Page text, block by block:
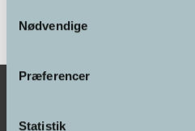
Nødvendige
Præferencer
Statistik